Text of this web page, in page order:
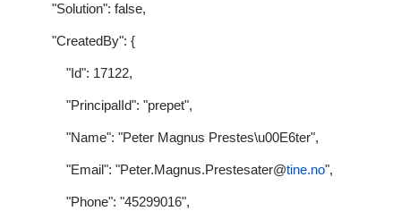
"Solution": false,
"CreatedBy": {
"Id": 17122,
"PrincipalId": "prepet",
"Name": "Peter Magnus Prestes\u00E6ter",
"Email": "Peter.Magnus.Prestesater@tine.no",
"Phone": "45299016",